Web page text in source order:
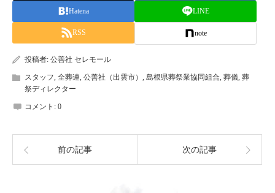
Hatena LINE
RSS note
投稿者: 公善社 セレモール
スタッフ 全葬連 公善社（出雲市） 島根県葬祭業協同組合 葬儀 葬
祭ディレクター
コメント: 0
前の記事 次の記事